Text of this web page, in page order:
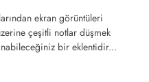
ekran görüntüleri
çeşitli notlar düşmek
bir eklentidir...